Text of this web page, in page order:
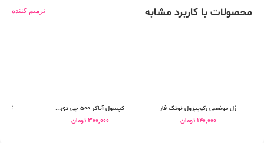
محصولات با کاربرد مشابه ترمیم کننده
ژل موضعی رکوبیزول نوتک فار
140,000 تومان
کپسول آناکر 500 جی دی...
300,000 تومان
کرم